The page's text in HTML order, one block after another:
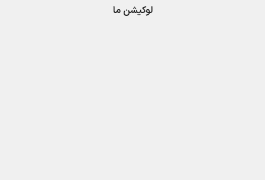
لوکیشن ما